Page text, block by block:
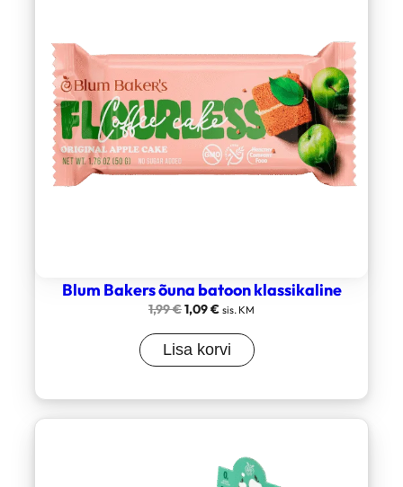
Blum Bakers õuna batoon klassikaline
1,99€Algne
oli:
1,99 €.
1,09€Current
is:
1,09 €.
sis. KM
Lisa korvi